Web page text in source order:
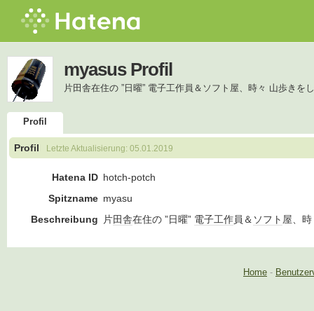
myasus Profil
片田舎在住の ”日曜” 電子工作員＆ソフト屋、時々 山歩きを
Profil
Profil Letzte Aktualisierung: 05.01.2019
Hatena ID hotch-potch
Spitzname myasu
Beschreibung
片田舎在住の ”日曜” 電子工作員＆ ソフト 屋、
Home -